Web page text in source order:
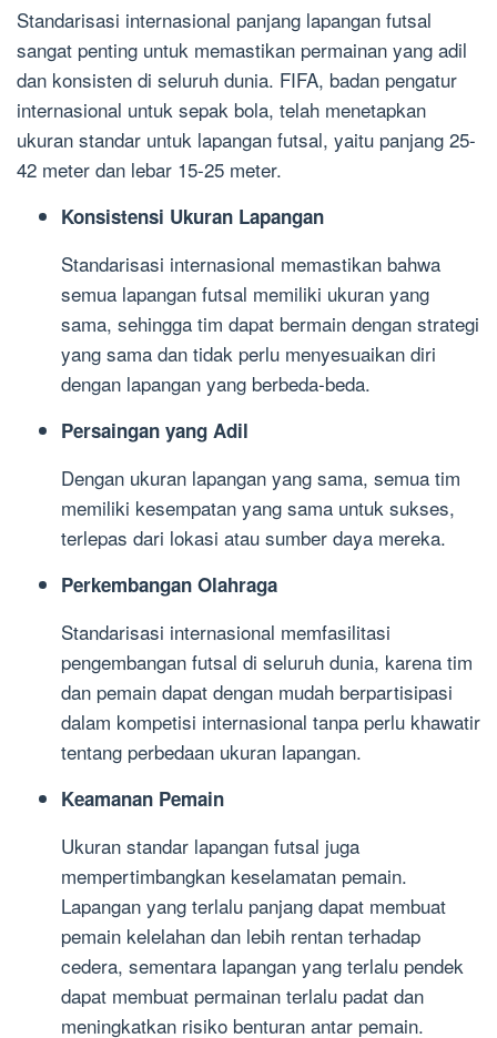
Standarisasi internasional panjang lapangan futsal
sangat penting untuk memastikan permainan yang adil
dan konsisten di seluruh dunia. FIFA, badan pengatur
internasional untuk sepak bola, telah menetapkan
ukuran standar untuk lapangan futsal, yaitu panjang 25-
42 meter dan lebar 15-25 meter.
Konsistensi Ukuran Lapangan
Standarisasi internasional memastikan bahwa
semua lapangan futsal memiliki ukuran yang
sama, sehingga tim dapat bermain dengan strategi
yang sama dan tidak perlu menyesuaikan diri
dengan lapangan yang berbeda-beda.
Persaingan yang Adil
Dengan ukuran lapangan yang sama, semua tim
memiliki kesempatan yang sama untuk sukses,
terlepas dari lokasi atau sumber daya mereka.
Perkembangan Olahraga
Standarisasi internasional memfasilitasi
pengembangan futsal di seluruh dunia, karena tim
dan pemain dapat dengan mudah berpartisipasi
dalam kompetisi internasional tanpa perlu khawatir
tentang perbedaan ukuran lapangan.
Keamanan Pemain
Ukuran standar lapangan futsal juga
mempertimbangkan keselamatan pemain.
Lapangan yang terlalu panjang dapat membuat
pemain kelelahan dan lebih rentan terhadap
cedera, sementara lapangan yang terlalu pendek
dapat membuat permainan terlalu padat dan
meningkatkan risiko benturan antar pemain.